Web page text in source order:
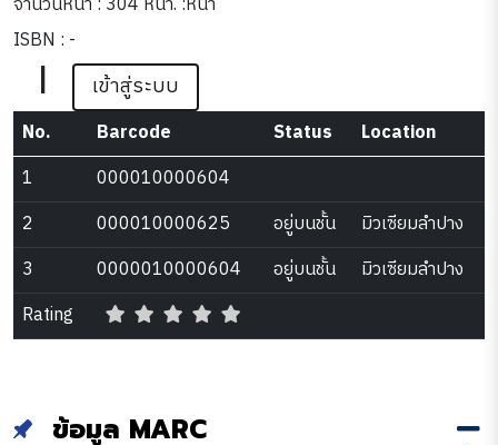
ISBN : -
| เข้าสู่ระบบ
No. Barcode Status
Location
1
000010000604
2
000010000625 อยู่บนชั้น
มิวเซียมลำปาง
3
0000010000604 อยู่บนชั้น
มิวเซียมลำปาง
Rating
ข้อมูล MARC